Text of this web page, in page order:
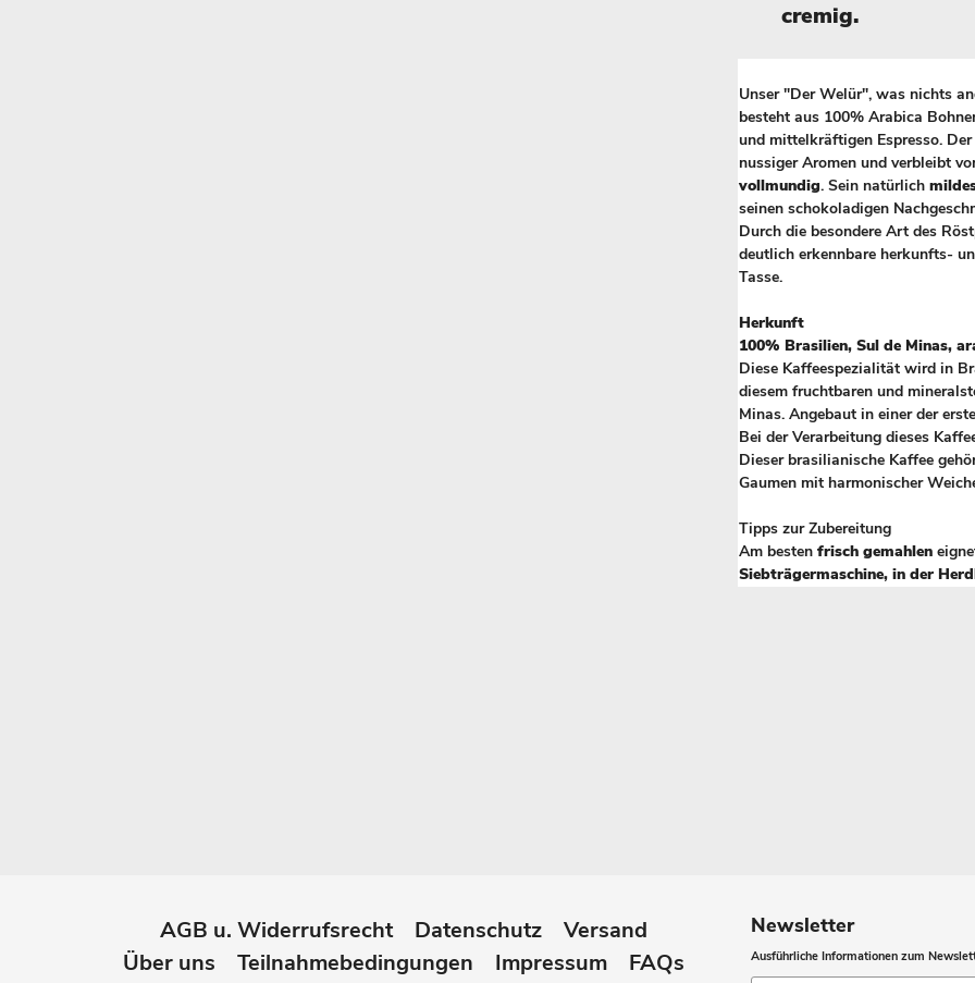
cremig.
Unser "Der Welür", was nichts
besteht aus 100% Arabica
und mittelkräftigen Espresso.
nussiger Aromen und verbleibt
vollmundig. Sein natürlich
seinen schokoladigen
Durch die besondere Art des
deutlich erkennbare herkunfts-
Tasse.
Herkunft
100% Brasilien, Sul de Minas,
Diese Kaffeespezialität wird in
diesem fruchtbaren und
Minas. Angebaut in einer der
Bei der Verarbeitung dieses
Dieser brasilianische Kaffee
Gaumen mit harmonischer
Tipps zur Zubereitung
Am besten frisch gemahlen
Siebträgermaschine, in der
AGB u. Widerrufsrecht Datenschutz
Versand
Über uns
Teilnahmebedingungen Impressum
FAQs
Newsletter
Ausführliche Informationen zum